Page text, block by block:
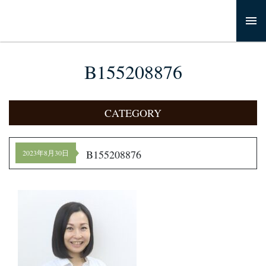
B155208876
CATEGORY
2023年8月30日 B155208876